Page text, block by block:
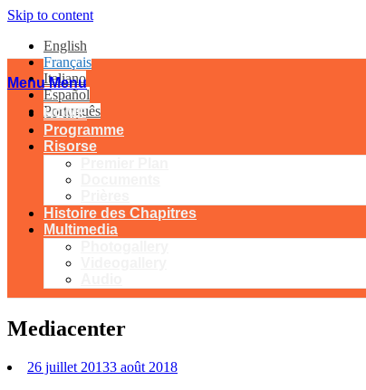
Skip to content
English
Français
Italiano
Español
Português
MenuMenu
HOME
Programme
Risorse
Histoire des Chapitres
Multimedia
Mediacenter
26 juillet 20133 août 2018